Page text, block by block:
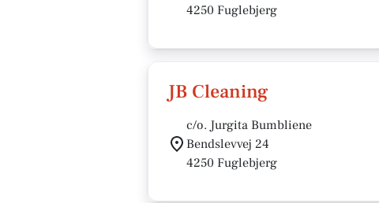
4250 Fuglebjerg
JB Cleaning
c/o. Jurgita Bumbliene
Bendslevvej 24
4250 Fuglebjerg